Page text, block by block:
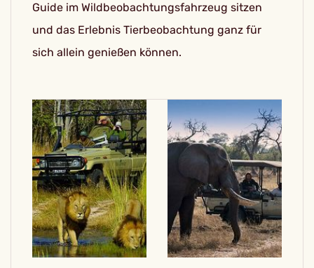
Guide im Wildbeobachtungsfahrzeug sitzen
und das Erlebnis Tierbeobachtung ganz für
sich allein genießen können.